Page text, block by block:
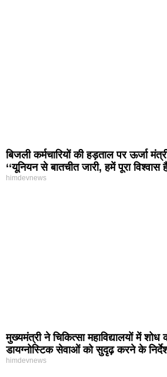
बिजली कर्मचारियों की हड़ताल पर ऊर्जा
‘‘यूनियन से बातचीत जारी, हमें पूरा विश्वास
himdevnews
मुख्यमंत्री ने चिकित्सा महाविद्यालयों में
डायग्नोस्टिक सेवाओं को सुदृढ़ करने के
himdevnews